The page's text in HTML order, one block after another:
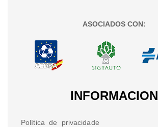
ASOCIADOS CON:
INFORMACION
Política de privacidade